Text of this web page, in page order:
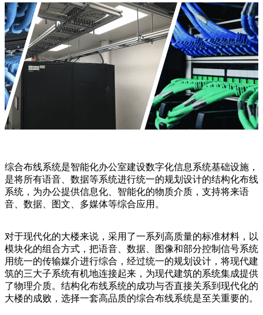
综合布线系统是智能化办公室建设数字化信息系统基础设施，
是将所有语音、数据等系统进行统一的规划设计的结构化布线
系统，为办公提供信息化、智能化的物质介质，支持将来语
音、数据、图文、多媒体等综合应用。
对于现代化的大楼来说，采用了一系列高质量的标准材料，以
模块化的组合方式，把语音、数据、图像和部分控制信号系统
用统一的传输媒介进行综合，经过统一的规划设计，将现代建
筑的三大子系统有机地连接起来，为现代建筑的系统集成提供
了物理介质。结构化布线系统的成功与否直接关系到现代化的
大楼的成败，选择一套高品质的综合布线系统是至关重要的。